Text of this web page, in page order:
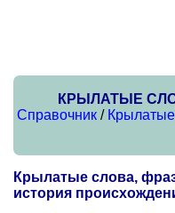
КРЫЛАТЫЕ
Справочник/
Крылатые слова,
история